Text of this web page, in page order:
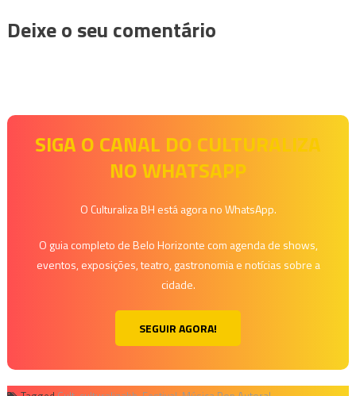
Deixe o seu comentário
SIGA O CANAL DO CULTURALIZA
NO WHATSAPP
O Culturaliza BH está agora no WhatsApp.
O guia completo de Belo Horizonte com agenda de shows,
eventos, exposições, teatro, gastronomia e notícias sobre a
cidade.
SEGUIR AGORA!